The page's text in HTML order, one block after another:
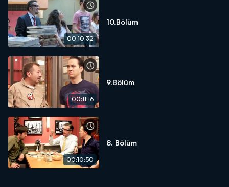
00:10:32
10.Bölüm
00:11:16
9.Bölüm
00:10:50
8. Bölüm